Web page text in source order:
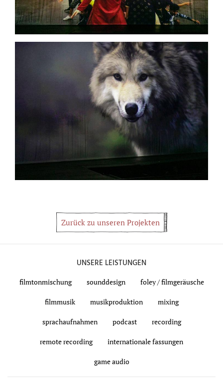
Zurück zu unseren Projekten
UNSERE LEISTUNGEN
filmtonmischung sounddesign foley / filmgeräusche
filmmusik musikproduktion mixing
sprachaufnahmen podcast recording
remote recording internationale fassungen
game audio